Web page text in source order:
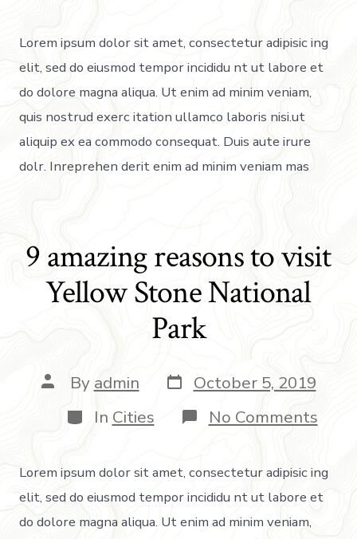
Lorem ipsum dolor sit amet, consectetur adipisic ing
elit, sed do eiusmod tempor incididu nt ut labore et
do dolore magna aliqua. Ut enim ad minim veniam,
quis nostrud exerc itation ullamco laboris nisi.ut
aliquip ex ea commodo consequat. Duis aute irure
dolr. Inreprehen derit enim ad minim veniam mas
9 amazing reasons to visit
Yellow Stone National
Park
By admin
October 5, 2019
In Cities No Comments
Lorem ipsum dolor sit amet, consectetur adipisic ing
elit, sed do eiusmod tempor incididu nt ut labore et
do dolore magna aliqua. Ut enim ad minim veniam,